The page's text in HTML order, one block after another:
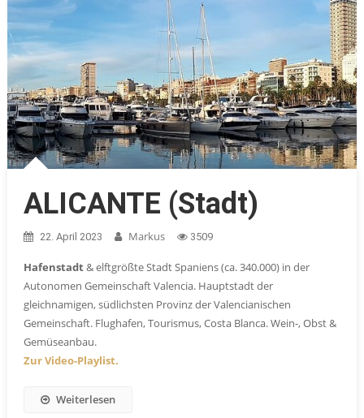
ALICANTE (Stadt)
22. April 2023 Markus 3509
Hafenstadt& elftgrößte Stadt Spaniens (ca. 340.000) in der
Autonomen Gemeinschaft Valencia. Hauptstadt der
gleichnamigen, südlichsten Provinz der Valencianischen
Gemeinschaft. Flughafen, Tourismus, Costa Blanca. Wein-, Obst &
Gemüseanbau.
Zur Video-Playlist.
Weiterlesen